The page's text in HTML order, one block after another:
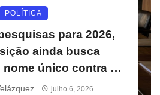
POLÍTICA
para 2026,
ainda busca
único contra o
petista
julho 6, 2026